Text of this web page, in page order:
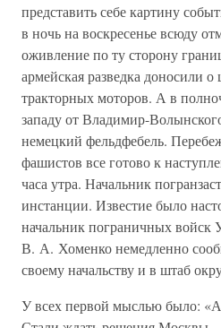
представить себе картину
в ночь на воскресенье всюду
оживление по ту сторону
армейская разведка доносили
тракторных моторов. А в
западу от Владимир-
немецкий фельдфебель.
фашистов все готово к
часа утра. Начальник
инстанции. Известие было
начальник пограничных войск
В. А. Хоменко немедленно
своему начальству и в штаб
У всех первой мыслью было: